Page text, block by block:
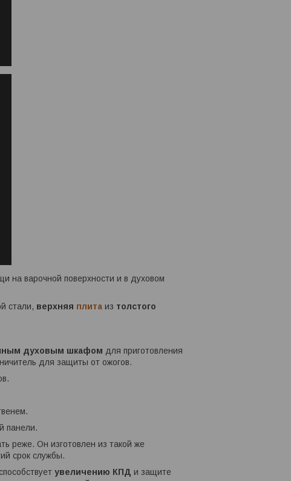
на варочной поверхности и в духовом
стали, верхняя плита из толстого
духовым шкафом для приготовления
для защиты от ожогов.
панели.
реже. Он изготовлен из такой же
срок службы.
увеличению КПД и защите